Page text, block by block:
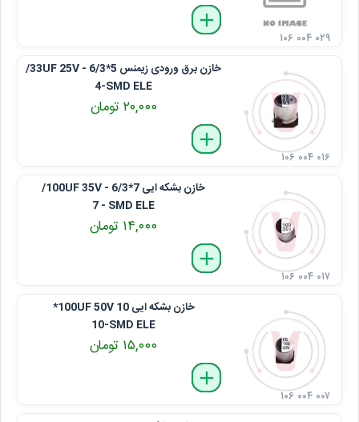
delete
remove
add
۱۰۶ ۰۰۴ ۰۲۹
خازن برق ورودی زیمنس 33UF 25V - 6/3*5/
4-SMD ELE
۲۰,۰۰۰ تومان
delete
remove
add
۱۰۶ ۰۰۴ ۰۱۶
خازن بشکه ایی 100UF 35V - 6/3*7/
7 - SMD ELE
۱۴,۰۰۰ تومان
delete
remove
add
۱۰۶ ۰۰۴ ۰۱۷
خازن بشکه ایی 100UF 50V 10*
10-SMD ELE
۱۵,۰۰۰ تومان
delete
remove
add
۱۰۶ ۰۰۴ ۰۰۷